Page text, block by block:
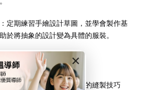
×
：定期練習手繪設計草圖，並學會製作基
於將抽象的設計變為具體的服裝。
實際操作，熟練掌握不同的縫製技巧